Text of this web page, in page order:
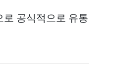
공식적으로 유통